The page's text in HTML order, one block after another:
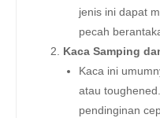
jenis ini dapat
pecah
Kaca Samping
Kaca ini
atau
pendinginan